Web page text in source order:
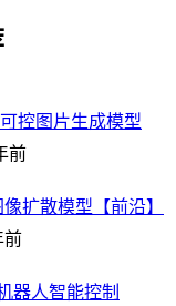
控图片生成模型
前
扩散模型【前沿】
前
器人智能控制